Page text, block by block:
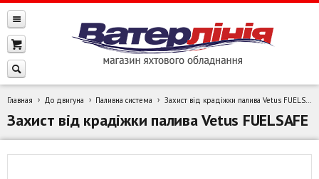
Главная До двигуна Паливна система Захист від крадіжки палива Vetus FUELSAFE
Захист від крадіжки палива Vetus FUELSAFE